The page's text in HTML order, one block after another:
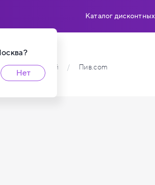
?
Нет
Каталог
пользователей / Пив.com